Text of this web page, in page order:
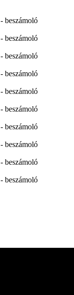
- beszámoló
- beszámoló
- beszámoló
- beszámoló
- beszámoló
- beszámoló
- beszámoló
- beszámoló
- beszámoló
- beszámoló